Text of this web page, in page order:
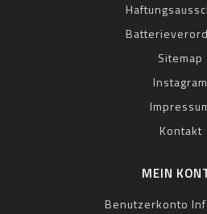
Sitemap
Instagram
Kontakt
MEIN
Benutzerkonto